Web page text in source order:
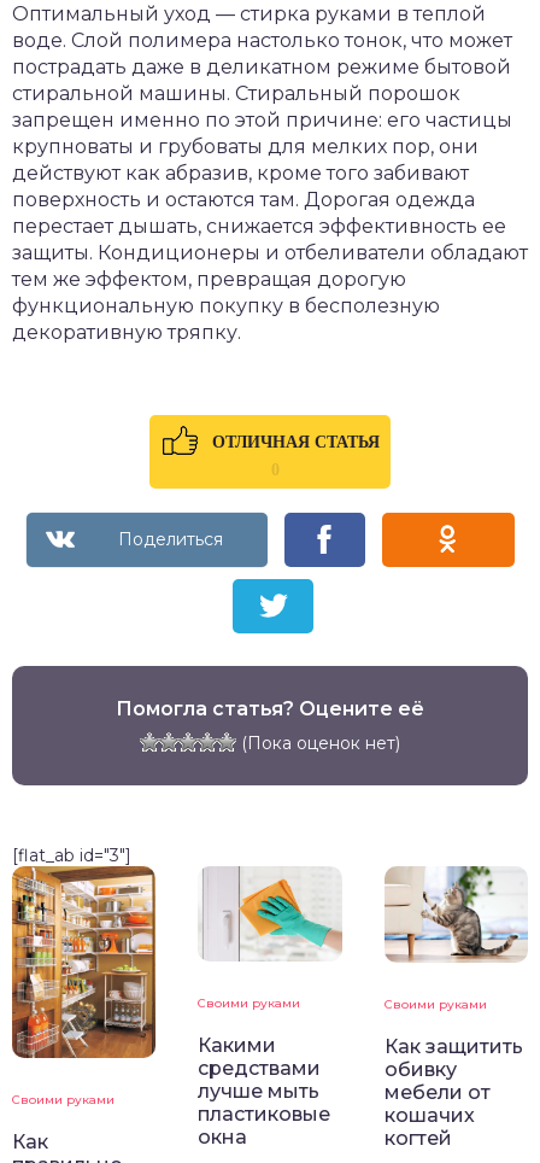
Оптимальный уход — стирка руками в теплой
воде. Слой полимера настолько тонок, что может
пострадать даже в деликатном режиме бытовой
стиральной машины. Стиральный порошок
запрещен именно по этой причине: его частицы
крупноваты и грубоваты для мелких пор, они
действуют как абразив, кроме того забивают
поверхность и остаются там. Дорогая одежда
перестает дышать, снижается эффективность ее
защиты. Кондиционеры и отбеливатели обладают
тем же эффектом, превращая дорогую
функциональную покупку в бесполезную
декоративную тряпку.
ОТЛИЧНАЯ СТАТЬЯ
0
Помогла статья? Оцените её
(Пока оценок нет)
[flat_ab id="3"]
Своими руками
Как
Своими руками
Какими
средствами
лучше мыть
пластиковые
окна
Своими руками
Как защитить
обивку
мебели от
кошачих
когтей